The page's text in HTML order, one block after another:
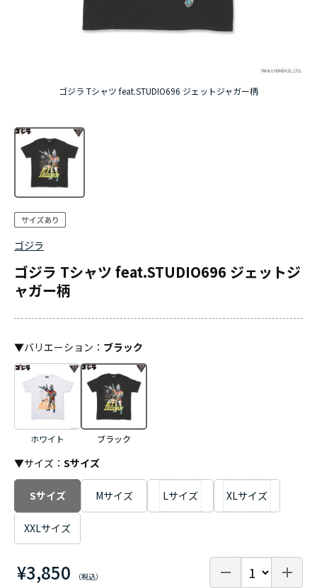
ゴジラ Tシャツ feat.STUDIO696 ジェットジャガー柄
ゴジラ
ゴジラ Tシャツ feat.STUDIO696 ジェットジ
ャガー柄
¥3,850
▼バリエーション ： ブラック
ホワイト ブラック
▼サイズ： Sサイズ
Sサイズ Mサイズ Lサイズ XLサイズ
XXLサイズ